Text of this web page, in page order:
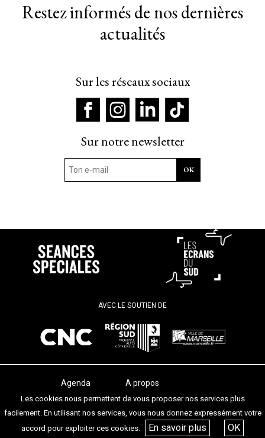
Restez informés de nos dernières
actualités
Sur les réseaux sociaux
Sur notre newsletter
AVEC LE SOUTIEN DE
Agenda
Les salles
Les festivals
A propos
Termes et conditions
Les cookies nous permettent de vous proposer nos services plus
facilement. En utilisant nos services, vous nous donnez expressément votre
accord pour exploiter ces cookies.
En savoir plus OK